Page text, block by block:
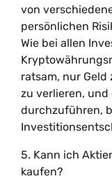
von
persönlichen
Wie bei allen
ratsam, nur Geld
zu verlieren, und
durchzuführen,
5. Kann ich
kaufen?